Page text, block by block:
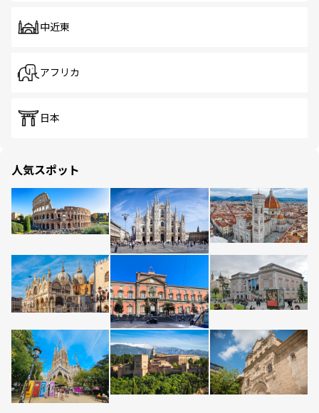
中近東
アフリカ
日本
人気スポット